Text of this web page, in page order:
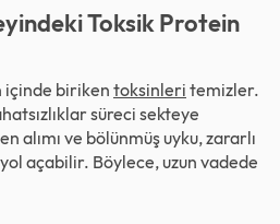
Toksik Protein
içinde biriken toksinleri temizler.
süreci sekteye
alımı ve bölünmüş uyku, zararlı
açabilir. Böylece, uzun vadede